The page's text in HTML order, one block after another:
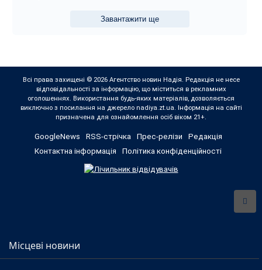
Завантажити ще
Всі права захищені © 2026 Агентство новин Надія. Редакція не несе
відповідальності за інформацію, що міститься в рекламних
оголошеннях. Використання будь-яких матеріалів, дозволяється
виключно з посилання на джерело nadiya.zt.ua. Інформація на сайті
призначена для ознайомлення осіб віком 21+.
GoogleNews RSS-стрічка Прес-релізи
Редакція
Контактна інформація
Політика конфіденційності
Місцеві новини